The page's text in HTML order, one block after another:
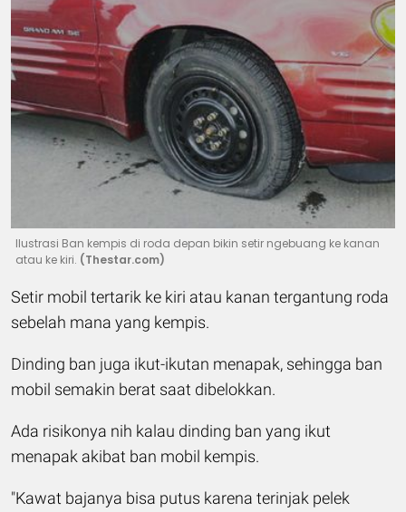
Ilustrasi Ban kempis di roda depan bikin setir ngebuang ke kanan
atau ke kiri. (Thestar.com)
Setir mobil tertarik ke kiri atau kanan tergantung roda
sebelah mana yang kempis.
Dinding ban juga ikut-ikutan menapak, sehingga ban
mobil semakin berat saat dibelokkan.
Ada risikonya nih kalau dinding ban yang ikut
menapak akibat ban mobil kempis.
"Kawat bajanya bisa putus karena terinjak pelek